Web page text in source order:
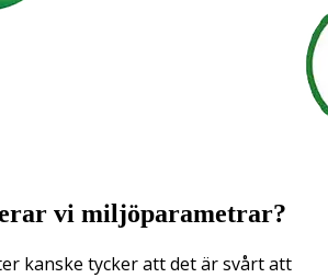
vi miljöparametrar?
kanske tycker att det är svårt att